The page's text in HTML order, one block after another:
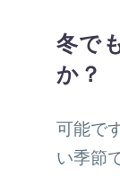
冬で
か？
可能で
い季節